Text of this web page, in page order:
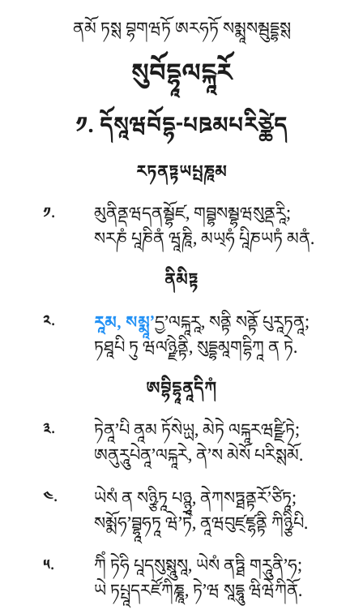
ནམོ ཏསྶ བྷགཝཏོ ཨརཧཏོ སམྨཱསམྦུདྡྷསྶ
སུབོདྷཱལངྐཱརོ
༡. དོསཱཝབོདྷ-པཋམཔརིཙྪེད
རཏནཏྟཡཔྤཎཱམ
༡. མུནིནྡཝདནམྦྷོཛ, གབྦྷསམྦྷཝསུནྡརཱི;
སརཎཾ པཱཎིནཾ ཝཱཎཱི, མཡ྄ཧཾ པཱིཎཡཏཾ མནཾ.
ནིམིཏྟ
༢. རཱམ, སམྨཱ’དྱ’ལངྐཱརཱ, སནྟི སནྟོ པུརཱཏནཱ;
ཏཐཱཔི ཏུ ཝལ༹ཉྫེནྟི, སུདྡྷམཱགདྷིཀཱ ན ཏེ.
ཨབྷིདྷཱནཱདིཀཾ
༣. ཏེནཱ’པི ནཱམ ཏོསེཡྻ, མེཏེ ལངྐཱརཝཛྫིཏེ;
ཨནུརཱུཔེནཱ’ལངྐཱརེ, ནེ’ས མེསོ པརིསྶམོ.
༤. ཡེསཾ ན སཉྩིཏཱ པཉྙཱ, ནེཀསཏྠནྟརོ’ཙིཏཱ;
སམྨོཧ’བྦྷཱཧཏཱ ཝེ’ཏེ, ནཱཝབུཛ྄ཛྷནྟི ཀིཉྩིཔི.
༥. ཀིཾ ཏེཧི པཱདསུསྶཱུསཱ, ཡེསཾ ནཏྠི གརཱུནི’ཧ;
ཡེ ཏཔྤཱདརཛོཀིཎྞཱ, ཏེ’ཝ སཱདྷཱུ ཝིཝེཀིནོ.